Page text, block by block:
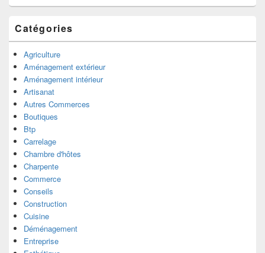
Catégories
Agriculture
Aménagement extérieur
Aménagement intérieur
Artisanat
Autres Commerces
Boutiques
Btp
Carrelage
Chambre d'hôtes
Charpente
Commerce
Conseils
Construction
Cuisine
Déménagement
Entreprise